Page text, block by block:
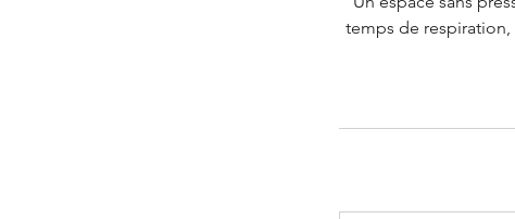
temps de